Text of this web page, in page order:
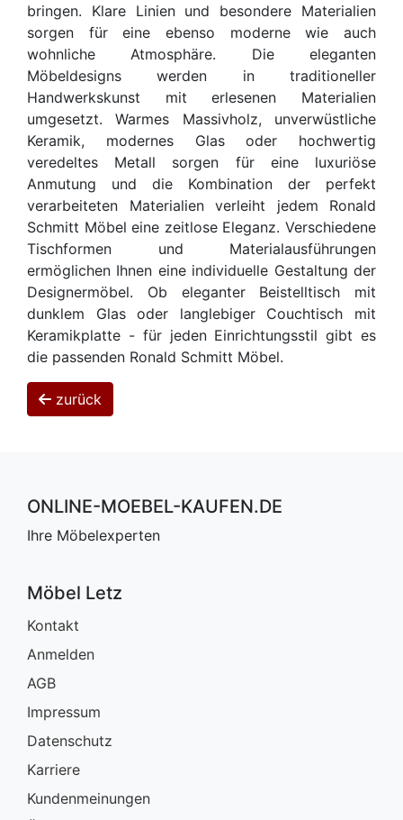
bringen. Klare Linien und besondere Materialien
sorgen für eine ebenso moderne wie auch
wohnliche Atmosphäre. Die eleganten
Möbeldesigns werden in traditioneller
Handwerkskunst mit erlesenen Materialien
umgesetzt. Warmes Massivholz, unverwüstliche
Keramik, modernes Glas oder hochwertig
veredeltes Metall sorgen für eine luxuriöse
Anmutung und die Kombination der perfekt
verarbeiteten Materialien verleiht jedem Ronald
Schmitt Möbel eine zeitlose Eleganz. Verschiedene
Tischformen und Materialausführungen
ermöglichen Ihnen eine individuelle Gestaltung der
Designermöbel. Ob eleganter Beistelltisch mit
dunklem Glas oder langlebiger Couchtisch mit
Keramikplatte - für jeden Einrichtungsstil gibt es
die passenden Ronald Schmitt Möbel.
zurück
ONLINE-MOEBEL-KAUFEN.DE
Ihre Möbelexperten
Möbel Letz
Kontakt
Anmelden
AGB
Impressum
Datenschutz
Karriere
Kundenmeinungen